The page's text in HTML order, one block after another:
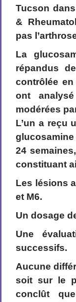
Tucson
&
pas
La
répandus
contrôlée
ont
modérées
L’un a reçu
24
constituant
Les lésions
et M6.
Un dosage
Une
successifs.
Aucune
soit sur le
conclût